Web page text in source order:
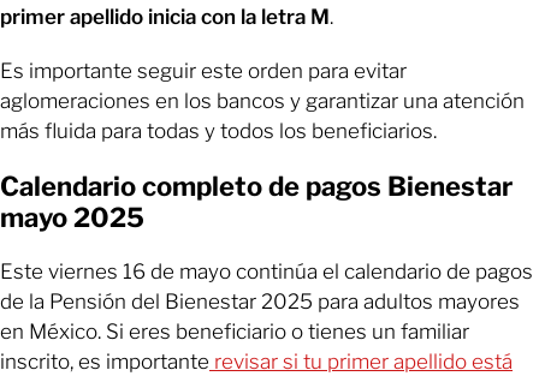
primer apellido inicia con la letra M.
Es importante seguir este orden para evitar
aglomeraciones en los bancos y garantizar una atención
más fluida para todas y todos los beneficiarios.
Calendario completo de pagos Bienestar
mayo 2025
Este viernes 16 de mayo continúa el calendario de pagos
de la Pensión del Bienestar 2025 para adultos mayores
en México. Si eres beneficiario o tienes un familiar
inscrito, es importante revisar si tu primer apellido está